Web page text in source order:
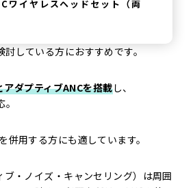
ワイヤレスヘッドセット（両
している方におすすめです。
ダプティブANCを搭載し、
併用する方にも適しています。
ブ・ノイズ・キャンセリング）は周囲